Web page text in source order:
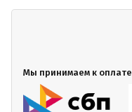
Мы принимаем к оплате